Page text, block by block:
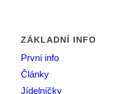
ZÁKLADNÍ INFO
První info
Články
Jídelníčky